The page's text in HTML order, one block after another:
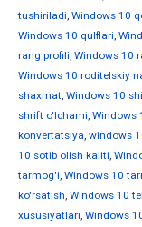
tushiriladi, Windows 10
Windows 10 qulflari,
rang profili, Windows 10
Windows 10 roditelskiy
shaxmat, Windows 10
shrift o'lchami, Windows
konvertatsiya, windows
10 sotib olish kaliti,
tarmog'i, Windows 10
ko'rsatish, Windows 10
xususiyatlari, Windows